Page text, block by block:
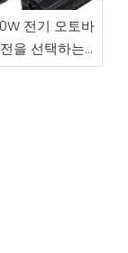
전기 오토바
을 선택하는
입니까? 제조